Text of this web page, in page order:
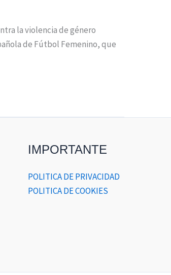
la violencia de género
de Fútbol Femenino, que
IMPORTANTE
POLITICA DE PRIVACIDAD
POLITICA DE COOKIES